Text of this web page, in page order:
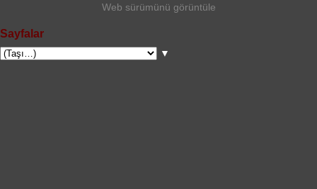
Web sürümünü görüntüle
Sayfalar
▼